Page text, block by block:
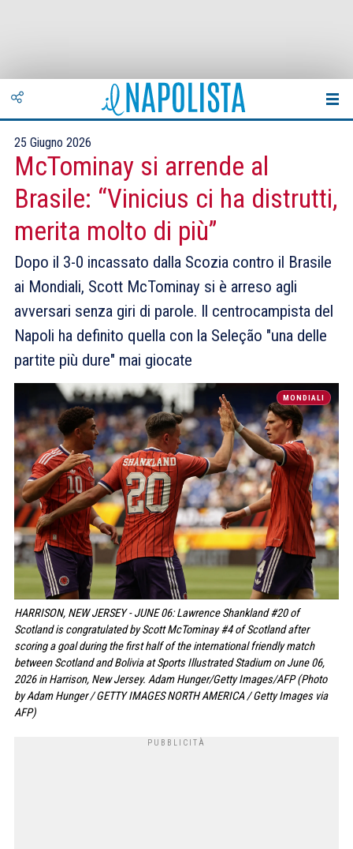
25 Giugno 2026
McTominay si arrende al
Brasile: “Vinicius ci ha distrutti,
merita molto di più”
Dopo il 3-0 incassato dalla Scozia contro il Brasile
ai Mondiali, Scott McTominay si è arreso agli
avversari senza giri di parole. Il centrocampista del
Napoli ha definito quella con la Seleção "una delle
partite più dure" mai giocate
MONDIALI
HARRISON, NEW JERSEY - JUNE 06: Lawrence Shankland #20 of
Scotland is congratulated by Scott McTominay #4 of Scotland after
scoring a goal during the first half of the international friendly match
between Scotland and Bolivia at Sports Illustrated Stadium on June 06,
2026 in Harrison, New Jersey. Adam Hunger/Getty Images/AFP (Photo
by Adam Hunger / GETTY IMAGES NORTH AMERICA / Getty Images via
AFP)